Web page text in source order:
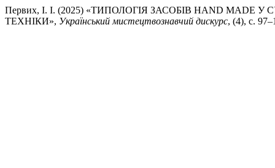
Первих, І. І. (2025) «ТИПОЛОГІЯ ЗАСОБІВ HAND
ТЕХНІКИ», Український мистецтвознавчий дискурс, (4), с.